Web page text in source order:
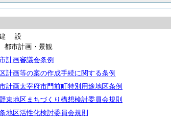
設
市計画・景観
計画審議会条例
計画等の案の作成手続に関する条例
計画太宰府市門前町特別用途地区条例
東地区まちづくり構想検討委員会規則
地区活性化検討委員会規則